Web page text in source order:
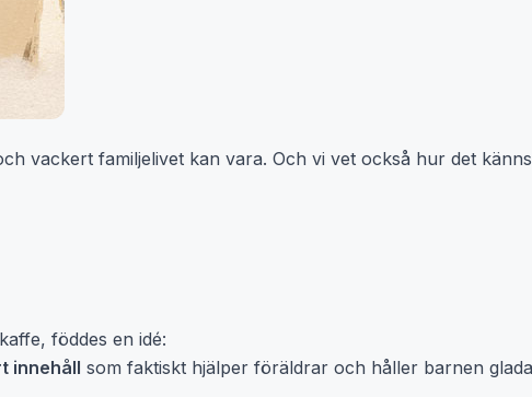
vackert familjelivet kan vara. Och vi vet också hur det
föddes en idé:
innehåll som faktiskt hjälper föräldrar och håller barnen